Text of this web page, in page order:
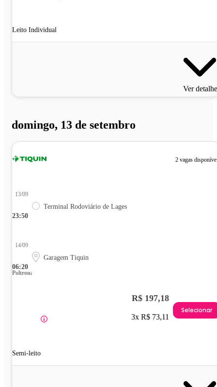
Leito Individual
Ver
domingo, 13 de setembro
2 vagas
23:50
13/09
Terminal Rodoviário de Lages
06:20
14/09
Garagem Tiquin
Poltrona
Semi-leito
R$ 197,18
3x R$ 73,11
Selecionar